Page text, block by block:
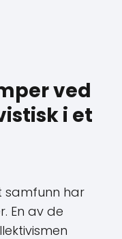
ved
i et
samfunn har
En av de